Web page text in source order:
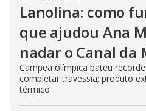
Lanolina: como
que ajudou Ana
nadar o Canal da
Campeã olímpica bateu
completar travessia; produto
térmico